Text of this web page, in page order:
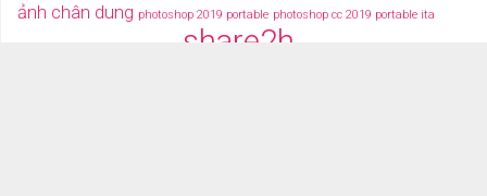
ảnh chân dung photoshop 2019 portable photoshop cc 2019 portable ita
share2h